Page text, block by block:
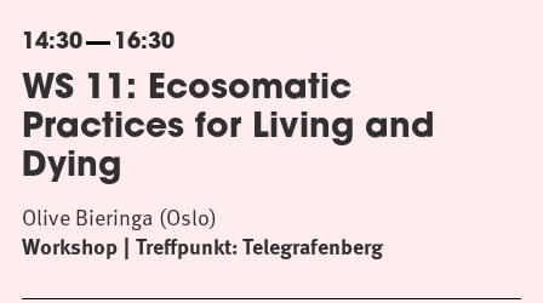
14:30 16:30
WS 11: Ecosomatic
Practices for Living and
Dying
Workshop Treffpunkt: Telegrafenberg
Olive Bieringa (Oslo)